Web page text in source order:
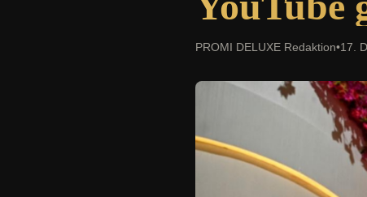
PROMI DELUXE Redaktion•17.